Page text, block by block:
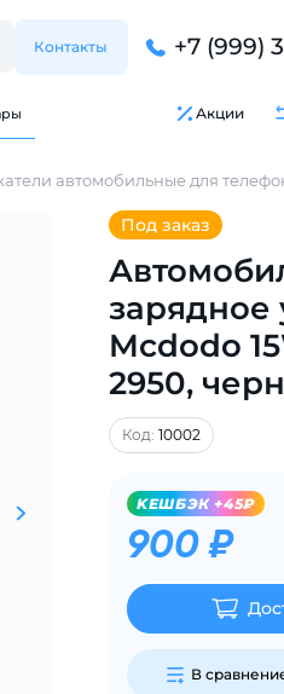
Контакты +7 (999)
Акции
автомобильные для
Под заказ
зарядное
Mcdodo
2950,
Код: 10002
KЕШБЭК +45₽
900 ₽
В